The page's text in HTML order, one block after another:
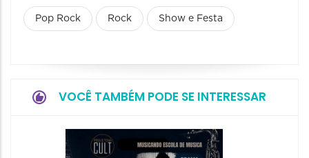
Pop Rock Rock Show e Festa
VOCÊ TAMBÉM PODE SE INTERESSAR